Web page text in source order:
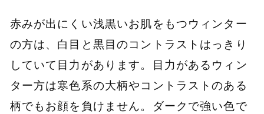
赤みが出にくい浅黒いお肌をもつウィンター
の方は、白目と黒目のコントラストはっきり
していて目力があります。目力があるウィン
ター方は寒色系の大柄やコントラストのある
柄でもお顔を負けません。ダークで強い色で